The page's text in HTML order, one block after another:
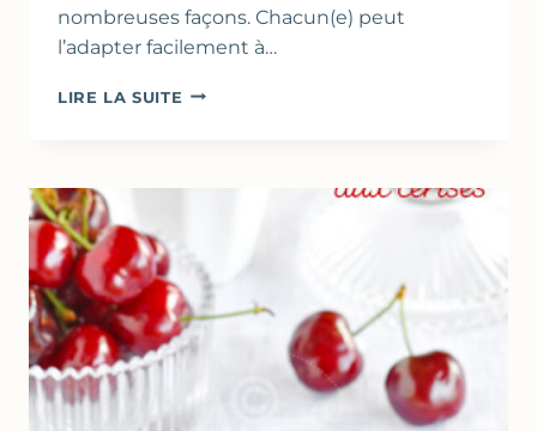
nombreuses façons. Chacun(e) peut
l’adapter facilement à…
LIRE LA SUITE YAOURT
FRUITS